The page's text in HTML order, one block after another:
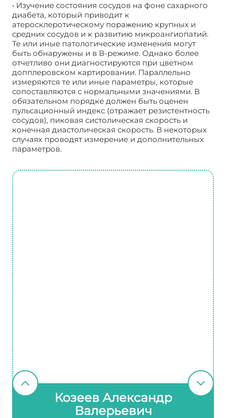
• Изучение состояния сосудов на фоне сахарного
диабета, который приводит к
атеросклеротическому поражению крупных и
средних сосудов и к развитию микроангиопатий.
Те или иные патологические изменения могут
быть обнаружены и в В-режиме. Однако более
отчетливо они диагностируются при цветном
допплеровском картировании. Параллельно
измеряются те или иные параметры, которые
сопоставляются с нормальными значениями. В
обязательном порядке должен быть оценен
пульсационный индекс (отражает резистентность
сосудов), пиковая систолическая скорость и
конечная диастолическая скорость. В некоторых
случаях проводят измерение и дополнительных
параметров.
Козеев Александр
Валерьевич